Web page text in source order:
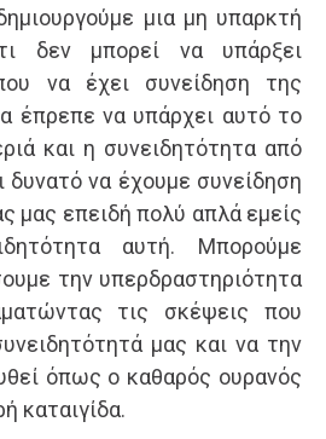
μια μη υπαρκτή
δεν μπορεί να υπάρξει
να έχει συνείδηση της
έπρεπε να υπάρχει αυτό το
και η συνειδητότητα από
δυνατό να έχουμε συνείδηση
μας επειδή πολύ απλά εμείς
αυτή. Μπορούμε
την υπερδραστηριότητα
τις σκέψεις που
μας και να την
όπως ο καθαρός ουρανός
καταιγίδα.